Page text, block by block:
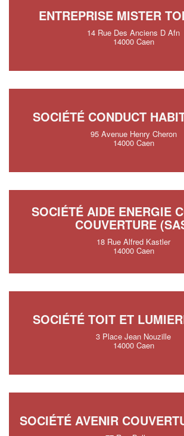
ENTREPRISE MISTER
14 Rue Des Anciens D Afn
14000 Caen
SOCIÉTÉ CONDUCT
95 Avenue Henry Cheron
14000 Caen
SOCIÉTÉ AIDE ENERGIE
COUVERTURE
18 Rue Alfred Kastler
14000 Caen
SOCIÉTÉ TOIT ET
3 Place Jean Nouzille
14000 Caen
SOCIÉTÉ AVENIR